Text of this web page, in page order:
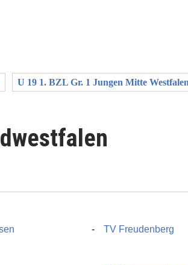
U 19 1. BZL Gr. 1 Jungen Mitte
TV Freudenberg